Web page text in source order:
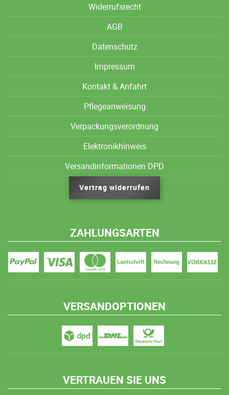
Widerrufsrecht
AGB
Datenschutz
Impressum
Kontakt & Anfahrt
Pflegeanweisung
Verpackungsverordnung
Elektronikhinweis
Versandinformationen DPD
Vertrag widerrufen
ZAHLUNGSARTEN
VERSANDOPTIONEN
VERTRAUEN SIE UNS